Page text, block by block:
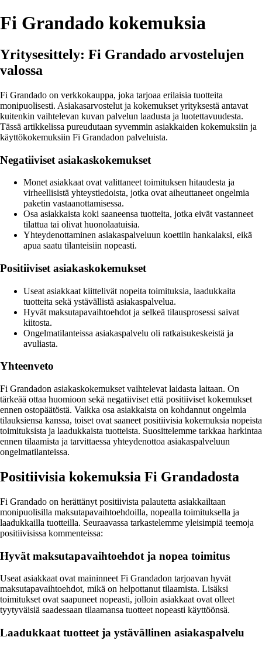
Fi Grandado kokemuksia
Yritysesittely: Fi Grandado arvostelujen
valossa
Fi Grandado on verkkokauppa, joka tarjoaa erilaisia tuotteita
monipuolisesti. Asiakasarvostelut ja kokemukset yrityksestä antavat
kuitenkin vaihtelevan kuvan palvelun laadusta ja luotettavuudesta.
Tässä artikkelissa pureudutaan syvemmin asiakkaiden kokemuksiin ja
käyttökokemuksiin Fi Grandadon palveluista.
Negatiiviset asiakaskokemukset
Monet asiakkaat ovat valittaneet toimituksen hitaudesta ja
virheellisistä yhteystiedoista, jotka ovat aiheuttaneet ongelmia
paketin vastaanottamisessa.
Osa asiakkaista koki saaneensa tuotteita, jotka eivät vastanneet
tilattua tai olivat huonolaatuisia.
Yhteydenottaminen asiakaspalveluun koettiin hankalaksi, eikä
apua saatu tilanteisiin nopeasti.
Positiiviset asiakaskokemukset
Useat asiakkaat kiittelivät nopeita toimituksia, laadukkaita
tuotteita sekä ystävällistä asiakaspalvelua.
Hyvät maksutapavaihtoehdot ja selkeä tilausprosessi saivat
kiitosta.
Ongelmatilanteissa asiakaspalvelu oli ratkaisukeskeistä ja
avuliasta.
Yhteenveto
Fi Grandadon asiakaskokemukset vaihtelevat laidasta laitaan. On
tärkeää ottaa huomioon sekä negatiiviset että positiiviset kokemukset
ennen ostopäätöstä. Vaikka osa asiakkaista on kohdannut ongelmia
tilauksiensa kanssa, toiset ovat saaneet positiivisia kokemuksia nopeista
toimituksista ja laadukkaista tuotteista. Suosittelemme tarkkaa harkintaa
ennen tilaamista ja tarvittaessa yhteydenottoa asiakaspalveluun
ongelmatilanteissa.
Positiivisia kokemuksia Fi Grandadosta
Fi Grandado on herättänyt positiivista palautetta asiakkailtaan
monipuolisilla maksutapavaihtoehdoilla, nopealla toimituksella ja
laadukkailla tuotteilla. Seuraavassa tarkastelemme yleisimpiä teemoja
positiivisissa kommenteissa:
Hyvät maksutapavaihtoehdot ja nopea toimitus
Useat asiakkaat ovat maininneet Fi Grandadon tarjoavan hyvät
maksutapavaihtoehdot, mikä on helpottanut tilaamista. Lisäksi
toimitukset ovat saapuneet nopeasti, jolloin asiakkaat ovat olleet
tyytyväisiä saadessaan tilaamansa tuotteet nopeasti käyttöönsä.
Laadukkaat tuotteet ja ystävällinen asiakaspalvelu